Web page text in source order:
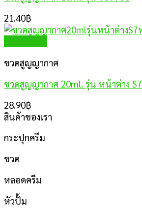
21.40฿
ขวดสูญญากาศ
ขวดสูญญากาศ 20ml. รุ่น หน้าต่าง S7
28.90฿
สินค้าของเรา
กระปุกครีม
ขวด
หลอดครีม
หัวปั้ม